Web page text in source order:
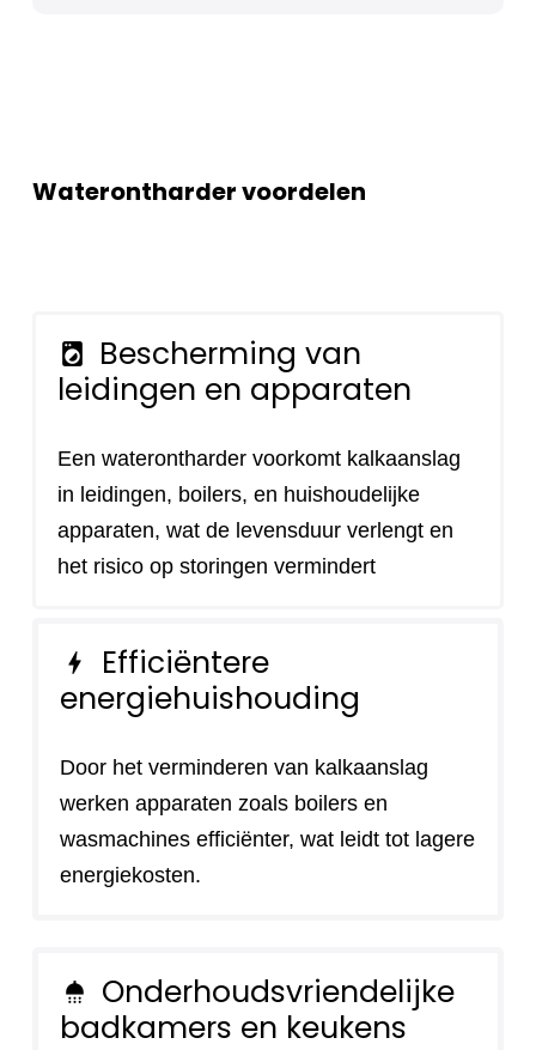
Waterontharder voordelen
local_laundry_service
Bescherming van
leidingen en apparaten
Een waterontharder voorkomt kalkaanslag
in leidingen, boilers, en huishoudelijke
apparaten, wat de levensduur verlengt en
het risico op storingen vermindert
bolt
Efficiëntere
energiehuishouding
Door het verminderen van kalkaanslag
werken apparaten zoals boilers en
wasmachines efficiënter, wat leidt tot lagere
energiekosten.
shower
Onderhoudsvriendelijke
badkamers en keukens